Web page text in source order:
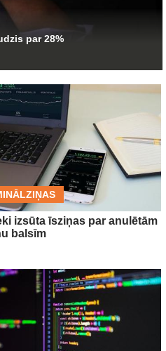
par 28%
izsūta īsziņas par anulētām
balsīm